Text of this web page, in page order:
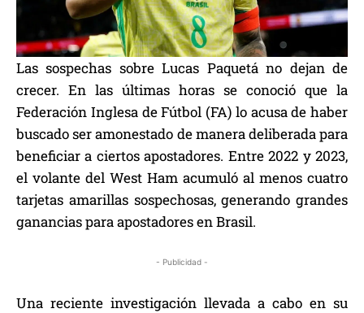
Las sospechas sobre Lucas Paquetá no dejan de
crecer. En las últimas horas se conoció que la
Federación Inglesa de Fútbol (FA) lo acusa de haber
buscado ser amonestado de manera deliberada para
beneficiar a ciertos apostadores. Entre 2022 y 2023,
el volante del West Ham acumuló al menos cuatro
tarjetas amarillas sospechosas, generando grandes
ganancias para apostadores en Brasil.
- Publicidad -
Una reciente investigación llevada a cabo en su